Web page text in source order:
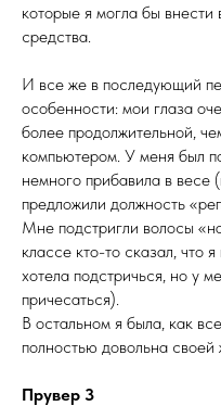
которые я могла бы
средства.
И все же в последующий
особенности: мои глаза
более продолжительной,
компьютером. У меня был
немного прибавила в
предложили должность
Мне подстригли волосы
классе кто-то сказал, что
хотела подстричься, но у
причесаться).
В остальном я была, как
полностью довольна
Прувер 3